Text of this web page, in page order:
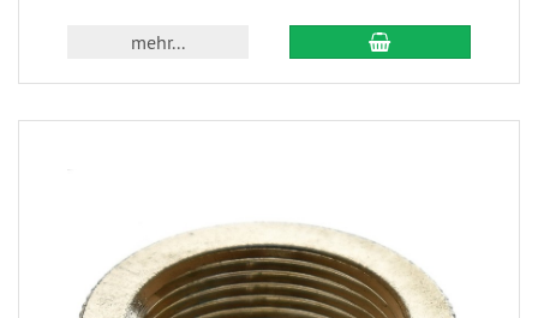
mehr...